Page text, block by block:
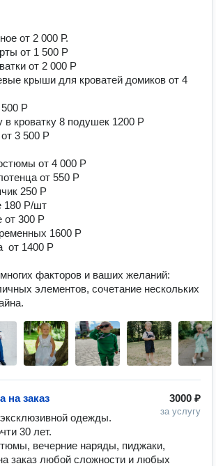
от 2 000 Р.
от 1 500 Р
от 2 000 Р
крыши для кроватей домиков от 4
Р
в кроватку 8 подушек 1200 Р
3 500 Р
от 4 000 Р
от 550 Р
250 Р
180 Р/шт
от 300 Р
1600 Р
от 1400 Р
факторов и ваших желаний:
элементов, сочетание нескольких
3000 ₽
за услугу
на заказ
одежды.
30 лет.
вечерние наряды, пиджаки,
заказ любой сложности и любых